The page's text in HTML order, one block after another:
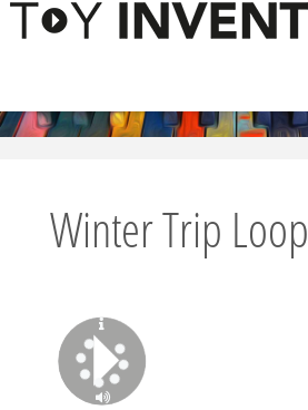
Zum Inhalt springen
Winter Trip Loop